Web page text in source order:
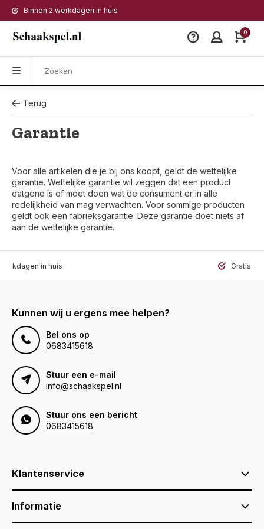
Binnen 2 werkdagen in huis
0
Terug
Garantie
Voor alle artikelen die je bij ons koopt, geldt de wettelijke
garantie. Wettelijke garantie wil zeggen dat een product
datgene is of moet doen wat de consument er in alle
redelijkheid van mag verwachten. Voor sommige producten
geldt ook een fabrieksgarantie. Deze garantie doet niets af
aan de wettelijke garantie.
in huis Gratis
Kunnen wij u ergens mee helpen?
Bel ons op
0683415618
Stuur een e-mail
info@schaakspel.nl
Stuur ons een bericht
0683415618
Klantenservice
Informatie